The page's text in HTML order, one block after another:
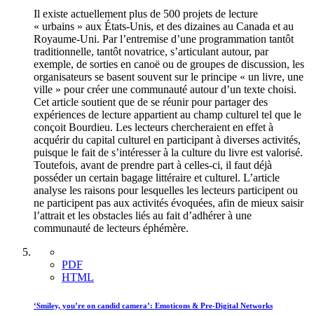
Il existe actuellement plus de 500 projets de lecture
« urbains » aux États-Unis, et des dizaines au Canada et au
Royaume-Uni. Par l’entremise d’une programmation tantôt
traditionnelle, tantôt novatrice, s’articulant autour, par
exemple, de sorties en canoë ou de groupes de discussion, les
organisateurs se basent souvent sur le principe « un livre, une
ville » pour créer une communauté autour d’un texte choisi.
Cet article soutient que de se réunir pour partager des
expériences de lecture appartient au champ culturel tel que le
conçoit Bourdieu. Les lecteurs chercheraient en effet à
acquérir du capital culturel en participant à diverses activités,
puisque le fait de s’intéresser à la culture du livre est valorisé.
Toutefois, avant de prendre part à celles-ci, il faut déjà
posséder un certain bagage littéraire et culturel. L’article
analyse les raisons pour lesquelles les lecteurs participent ou
ne participent pas aux activités évoquées, afin de mieux saisir
l’attrait et les obstacles liés au fait d’adhérer à une
communauté de lecteurs éphémère.
PDF
HTML
‘Smiley, you’re on candid camera’: Emoticons & Pre-Digital Networks